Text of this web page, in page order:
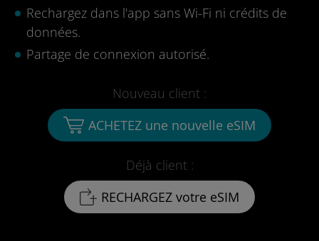
Rechargez dans l'app sans Wi-Fi ni crédits de
données.
Partage de connexion autorisé.
Déjà client :
RECHARGEZ votre eSIM
Nouveau client :
ACHETEZ une nouvelle eSIM